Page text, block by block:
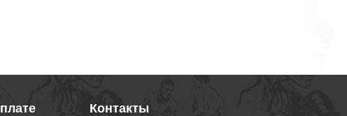
Контакты